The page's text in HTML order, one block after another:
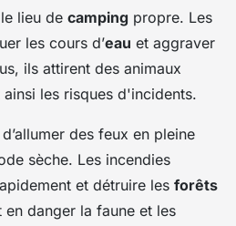
lieu de camping propre. Les
les cours d’eau et aggraver
ils attirent des animaux
les risques d'incidents.
des feux en pleine
sèche. Les incendies
et détruire les forêts
danger la faune et les